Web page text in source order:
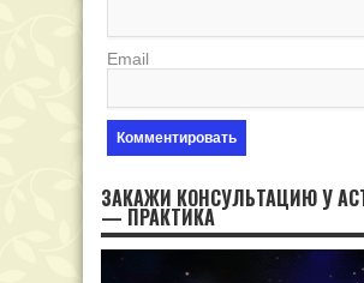
Email
ЗАКАЖИ КОНСУЛЬТАЦИЮ У
— ПРАКТИКА